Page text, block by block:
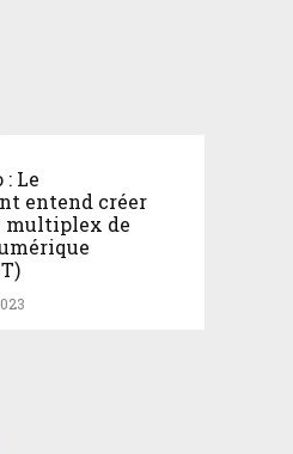
Le
entend créer
multiplex de